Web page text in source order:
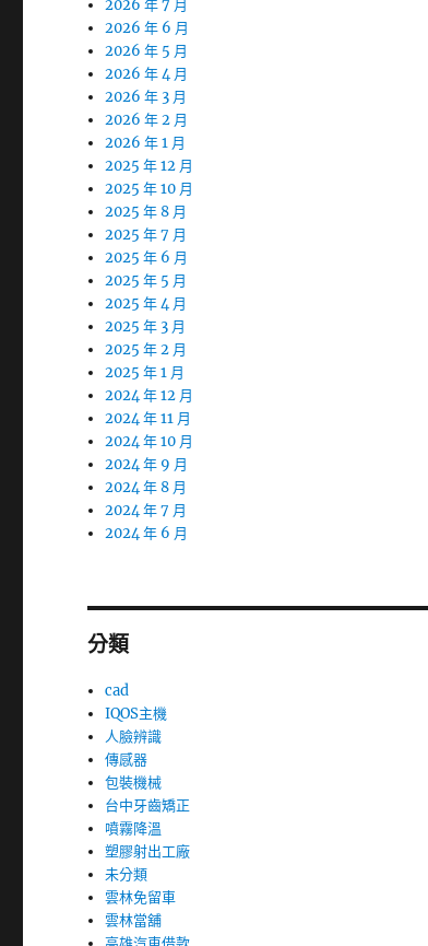
2026 年 7 月
2026 年 6 月
2026 年 5 月
2026 年 4 月
2026 年 3 月
2026 年 2 月
2026 年 1 月
2025 年 12 月
2025 年 10 月
2025 年 8 月
2025 年 7 月
2025 年 6 月
2025 年 5 月
2025 年 4 月
2025 年 3 月
2025 年 2 月
2025 年 1 月
2024 年 12 月
2024 年 11 月
2024 年 10 月
2024 年 9 月
2024 年 8 月
2024 年 7 月
2024 年 6 月
分類
cad
IQOS主機
人臉辨識
傳感器
包裝機械
台中牙齒矯正
噴霧降溫
塑膠射出工廠
未分類
雲林免留車
雲林當舖